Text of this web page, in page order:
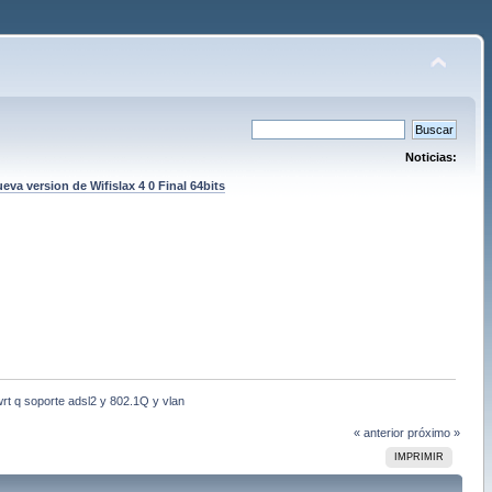
Noticias:
version de Wifislax 4 0 Final 64bits
q soporte adsl2 y 802.1Q y vlan
« anterior próximo »
IMPRIMIR